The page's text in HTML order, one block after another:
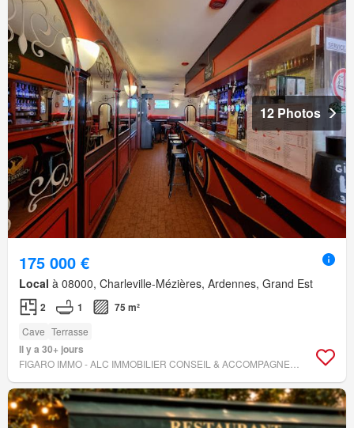
12 Photos
175 000 €
Local à 08000, Charleville-Mézières, Ardennes, Grand Est
2 1 75 m²
Cave Terrasse
Il y a 30+ jours